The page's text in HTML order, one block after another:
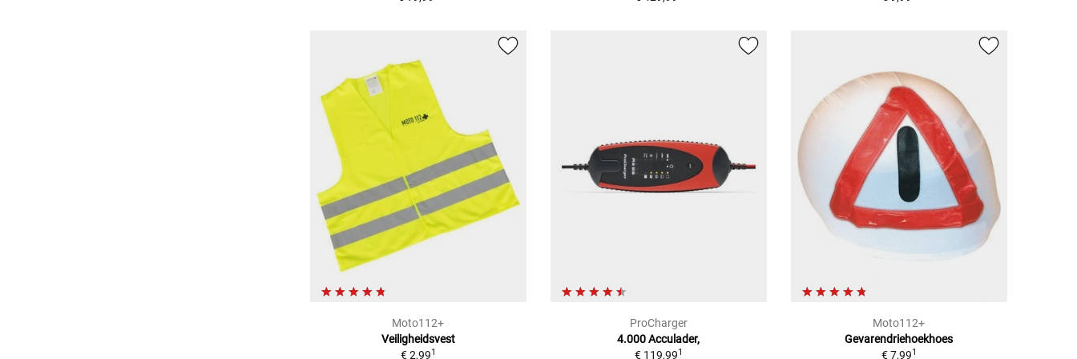
Moto112+
Veiligheidsvest
€ 2,991
ProCharger
4.000 Acculader,
€ 119,991
Moto112+
Gevarendriehoekhoes
€ 7,991